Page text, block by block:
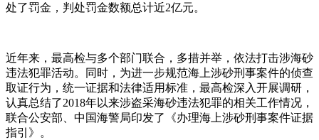
处了罚金，判处罚金数额总计近2亿元。
近年来，最高检与多个部门联合，多措并举，依法打击涉海砂
违法犯罪活动。同时，为进一步规范海上涉砂刑事案件的侦查
取证行为，统一证据和法律适用标准，最高检深入开展调研，
认真总结了2018年以来涉盗采海砂违法犯罪的相关工作情况，
联合公安部、中国海警局印发了《办理海上涉砂刑事案件证据
指引》。